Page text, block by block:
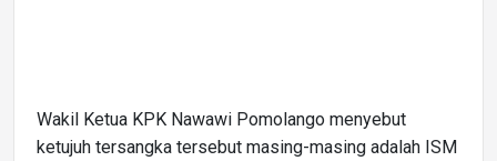
Wakil Ketua KPK Nawawi Pomolango menyebut
ketujuh tersangka tersebut masing-masing adalah ISM